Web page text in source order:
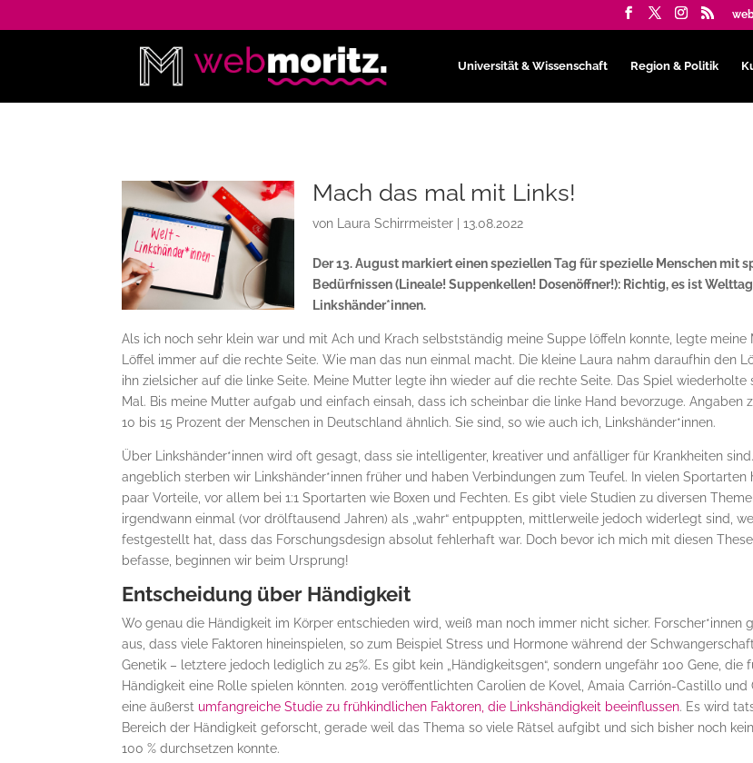
Universität & Wissenschaft Region & Politik
Mach das mal mit Links!
von Laura Schirrmeister |13.08.2022
Der 13. August markiert einen speziellen Tag für spezielle Menschen mit
Bedürfnissen (Lineale! Suppenkellen! Dosenöffner!): Richtig, es ist
Linkshänder*innen.
Als ich noch sehr klein war und mit Ach und Krach selbstständig meine Suppe löffeln konnte, legte meine
Löffel immer auf die rechte Seite. Wie man das nun einmal macht. Die kleine Laura nahm daraufhin den
ihn zielsicher auf die linke Seite. Meine Mutter legte ihn wieder auf die rechte Seite. Das Spiel wiederholte
Mal. Bis meine Mutter aufgab und einfach einsah, dass ich scheinbar die linke Hand bevorzuge. Angaben
10 bis 15 Prozent der Menschen in Deutschland ähnlich. Sie sind, so wie auch ich, Linkshänder*innen.
Über Linkshänder*innen wird oft gesagt, dass sie intelligenter, kreativer und anfälliger für Krankheiten sind.
angeblich sterben wir Linkshänder*innen früher und haben Verbindungen zum Teufel. In vielen Sportarten
paar Vorteile, vor allem bei 1:1 Sportarten wie Boxen und Fechten. Es gibt viele Studien zu diversen
irgendwann einmal (vor drölftausend Jahren) als „wahr“ entpuppten, mittlerweile jedoch widerlegt sind,
festgestellt hat, dass das Forschungsdesign absolut fehlerhaft war. Doch bevor ich mich mit diesen
befasse, beginnen wir beim Ursprung!
Entscheidung über Händigkeit
Wo genau die Händigkeit im Körper entschieden wird, weiß man noch immer nicht sicher. Forscher*innen
aus, dass viele Faktoren hineinspielen, so zum Beispiel Stress und Hormone während der
Genetik – letztere jedoch lediglich zu 25%. Es gibt kein „Händigkeitsgen“, sondern ungefähr 100 Gene, die
Händigkeit eine Rolle spielen könnten. 2019 veröffentlichten Carolien de Kovel, Amaia Carrión-Castillo und
eine äußerst umfangreiche Studie zu frühkindlichen Faktoren, die Linkshändigkeit beeinflussen. Es wird
Bereich der Händigkeit geforscht, gerade weil das Thema so viele Rätsel aufgibt und sich bisher noch
100 % durchsetzen konnte.